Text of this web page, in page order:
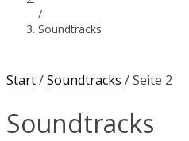
/
Soundtracks
Start/Soundtracks / Seite 2
Soundtracks